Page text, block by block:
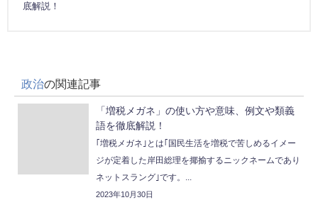
底解説！
政治の関連記事
「増税メガネ」の使い方や意味、例文や類義
語を徹底解説！
｢増税メガネ｣とは｢国民生活を増税で苦しめるイメー
ジが定着した岸田総理を揶揄するニックネームであり
ネットスラング｣です。...
2023年10月30日